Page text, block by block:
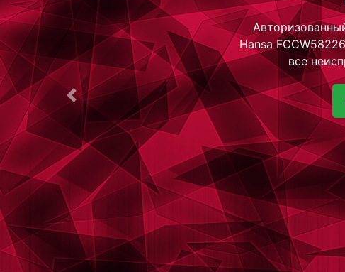
Ремонт
обратно - с
электрическую
стоимость
Предыдущая